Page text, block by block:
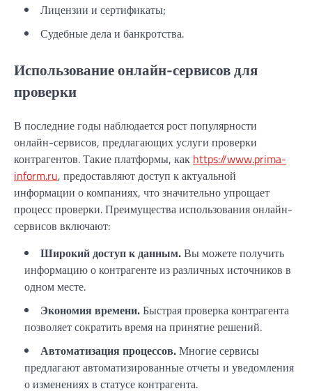
Лицензии и сертификаты;
Судебные дела и банкротства.
Использование онлайн-сервисов для
проверки
В последние годы наблюдается рост популярности
онлайн-сервисов, предлагающих услуги проверки
контрагентов. Такие платформы, как https://www.prima-
inform.ru, предоставляют доступ к актуальной
информации о компаниях, что значительно упрощает
процесс проверки. Преимущества использования онлайн-
сервисов включают:
Широкий доступ к данным.Вы можете получить
информацию о контрагенте из различных источников в
одном месте.
Экономия времени.Быстрая проверка контрагента
позволяет сократить время на принятие решений.
Автоматизация процессов.Многие сервисы
предлагают автоматизированные отчеты и уведомления
о изменениях в статусе контрагента.